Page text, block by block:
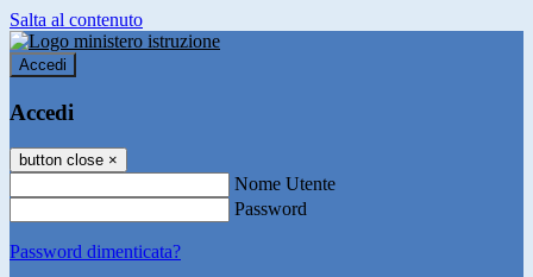
Salta al contenuto
Accedi
Accedi
button close ×
Nome Utente
Password
Password dimenticata?